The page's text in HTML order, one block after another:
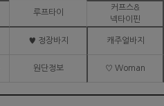
루프타이
커프스&
넥타이핀
♥ 정장바지 캐주얼바지
원단정보 ♡ Woman